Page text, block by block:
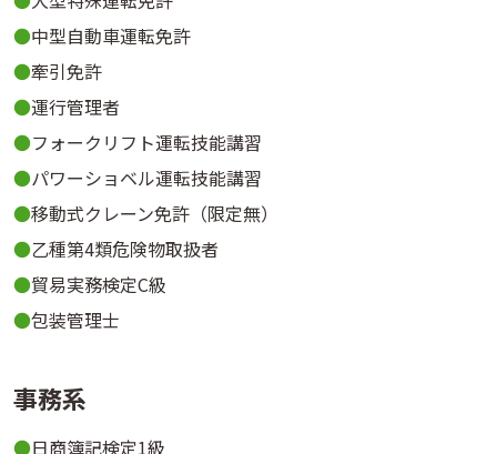
中型自動車運転免許
牽引免許
運行管理者
フォークリフト運転技能講習
パワーショベル運転技能講習
移動式クレーン免許（限定無）
乙種第4類危険物取扱者
貿易実務検定C級
包装管理士
事務系
日商簿記検定1級